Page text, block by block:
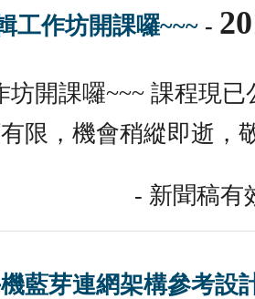
工作坊開課囉~~~ -
坊開課囉~~~ 課程現
限，機會稍縱即逝，
- 新聞稿有
藍芽連網架構參考設